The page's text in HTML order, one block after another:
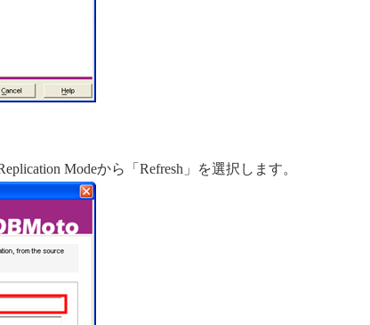
Modeから「Refresh」を選択します。